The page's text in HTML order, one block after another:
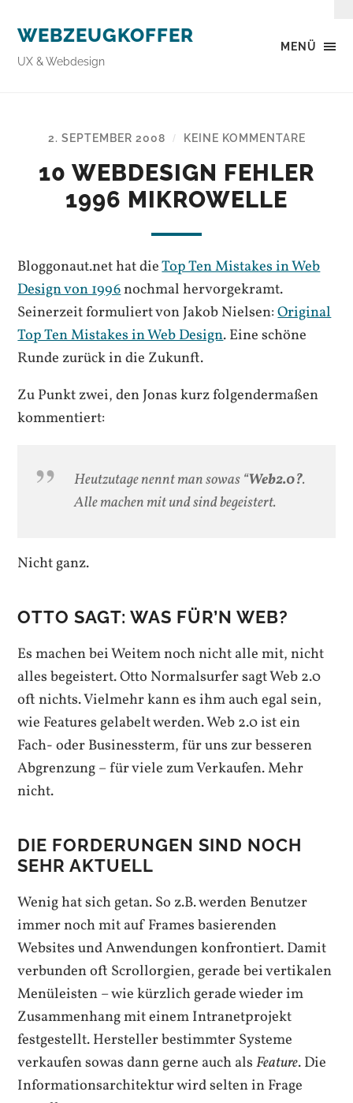
MENÜ
WEBZEUGKOFFER
UX & Webdesign
2. SEPTEMBER 2008 / KEINE KOMMENTARE
10 WEBDESIGN FEHLER
1996 MIKROWELLE
Bloggonaut.net hat dieTop Ten Mistakes in Web
Design von 1996nochmal hervorgekramt.
Seinerzeit formuliert von Jakob Nielsen:Original
Top Ten Mistakes in Web Design. Eine schöne
Runde zurück in die Zukunft.
Zu Punkt zwei, den Jonas kurz folgendermaßen
kommentiert:
Heutzutage nennt man sowas “Web2.0?.
Alle machen mit und sind begeistert.
Nicht ganz.
OTTO SAGT: WAS FÜR’N WEB?
Es machen bei Weitem noch nicht alle mit, nicht
alles begeistert. Otto Normalsurfer sagt Web 2.0
oft nichts. Vielmehr kann es ihm auch egal sein,
wie Features gelabelt werden. Web 2.0 ist ein
Fach- oder Businessterm, für uns zur besseren
Abgrenzung – für viele zum Verkaufen. Mehr
nicht.
DIE FORDERUNGEN SIND NOCH
SEHR AKTUELL
Wenig hat sich getan. So z.B. werden Benutzer
immer noch mit auf Frames basierenden
Websites und Anwendungen konfrontiert. Damit
verbunden oft Scrollorgien, gerade bei vertikalen
Menüleisten – wie kürzlich gerade wieder im
Zusammenhang mit einem Intranetprojekt
festgestellt. Hersteller bestimmter Systeme
verkaufen sowas dann gerne auch alsFeature. Die
Informationsarchitektur wird selten in Frage